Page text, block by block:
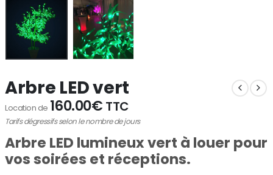
Arbre LED vert
Location de 160.00€ TTC
Tarifs dégressifs selon le nombre de jours
Arbre LED lumineux vert à louer pour
vos soirées et réceptions.